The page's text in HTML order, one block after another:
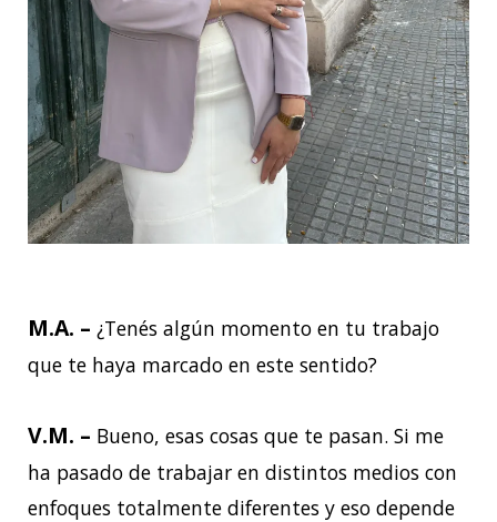
M.A. – ¿Tenés algún momento en tu trabajo
que te haya marcado en este sentido?
V.M. – Bueno, esas cosas que te pasan. Si me
ha pasado de trabajar en distintos medios con
enfoques totalmente diferentes y eso depende